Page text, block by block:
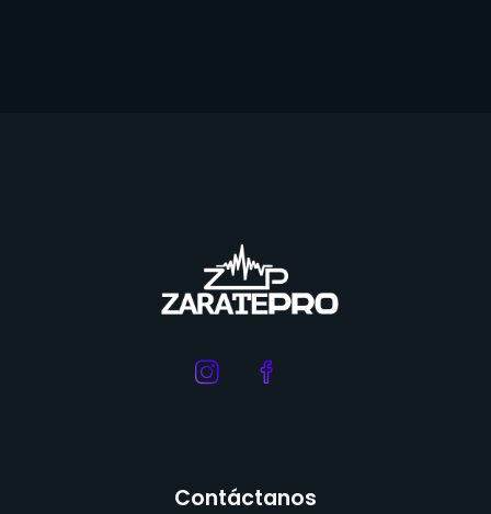
Contáctanos